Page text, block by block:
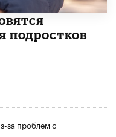
подростков
за проблем с